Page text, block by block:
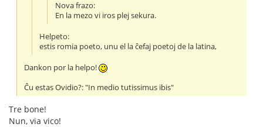
Nova frazo:
En la mezo vi iros plej sekura.
Helpeto:
estis romia poeto, unu el la ĉefaj poetoj de la latina,
Dankon por la helpo!
Ĉu estas Ovidio?: "In medio tutissimus ibis"
Tre bone!
Nun, via vico!